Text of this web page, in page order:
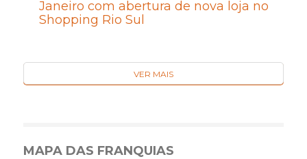
Janeiro com abertura de nova loja no
Shopping Rio Sul
VER MAIS
MAPA DAS FRANQUIAS